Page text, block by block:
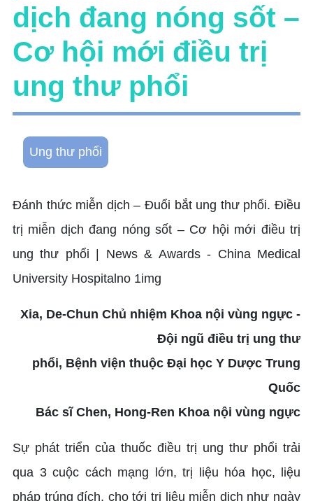
dịch đang nóng sốt –
Cơ hội mới điều trị
ung thư phổi
Ung thư phổi
Xia, De-Chun Chủ nhiệm Khoa nội vùng ngực -
Đội ngũ điều trị ung thư
phổi, Bệnh viện thuộc Đại học Y Dược Trung
Quốc
Bác sĩ Chen, Hong-Ren Khoa nội vùng ngực
Sự phát triển của thuốc điều trị ung thư phổi trải
qua 3 cuộc cách mạng lớn, trị liệu hóa học, liệu
pháp trúng đích, cho tới trị liệu miễn dịch như ngày